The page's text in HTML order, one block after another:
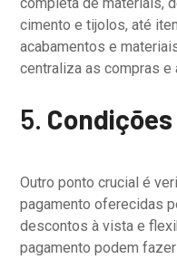
cimento e tijolos, até
acabamentos e
centraliza as compras
5.
Outro ponto crucial é
pagamento oferecidas
descontos à vista e
pagamento podem